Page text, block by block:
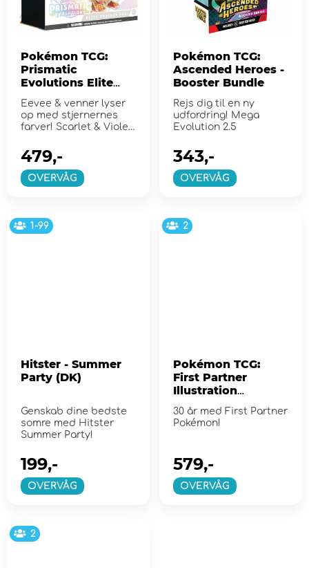
Pokémon TCG:
Prismatic
Evolutions Elite
Eevee & venner lyser
op med stjernernes
farver! Scarlet & Violet
OVERVÅG
479,-
Pokémon TCG:
Ascended Heroes -
Booster Bundle
Rejs dig til en ny
udfordring! Mega
Evolution 2.5
OVERVÅG
343,-
1-99
Hitster - Summer
Party (DK)
Genskab dine bedste
somre med Hitster
Summer Party!
OVERVÅG
199,-
2
Pokémon TCG:
First Partner
Illustration
Collection - Series
2
30 år med First Partner
Pokémon!
OVERVÅG
579,-
2